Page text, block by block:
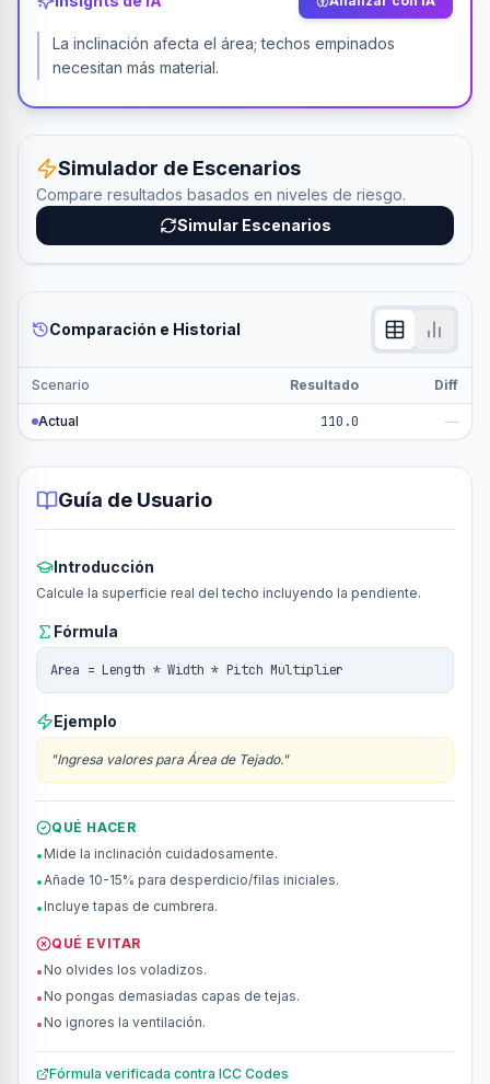
La inclinación afecta el área; techos empinados
necesitan más material.
Simulador de Escenarios
Compare resultados basados en niveles de riesgo.
Simular Escenarios
Comparación e Historial
Scenario Resultado Diff
Actual 110.0 —
Guía de Usuario
Introducción
Calcule la superficie real del techo incluyendo la pendiente.
Fórmula
Area = Length * Width * Pitch Multiplier
Ejemplo
"Ingresa valores para Área de Tejado."
QUÉ HACER
• Mide la inclinación cuidadosamente.
•Añade 10-15% para desperdicio/filas iniciales.
• Incluye tapas de cumbrera.
QUÉ EVITAR
• No olvides los voladizos.
• No pongas demasiadas capas de tejas.
• No ignores la ventilación.
Fórmula verificada contra ICC Codes